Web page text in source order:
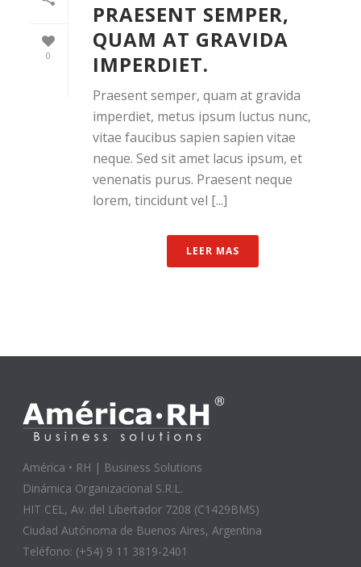
0
PRAESENT SEMPER,
QUAM AT GRAVIDA
IMPERDIET.
Praesent semper, quam at gravida
imperdiet, metus ipsum luctus nunc,
vitae faucibus sapien sapien vitae
neque. Sed sit amet lacus ipsum, et
venenatis purus. Praesent neque
lorem, tincidunt vel [...]
LEER MAS
América • RH | Business Solutions
Dinámica Organizacional S.R.L.
HIT CEL, Av. del Libertador 7208 (C1429BMS)
Ciudad Autónoma de Buenos Aires, Argentina
Teléfono: (+54) 9 11 3819-2401